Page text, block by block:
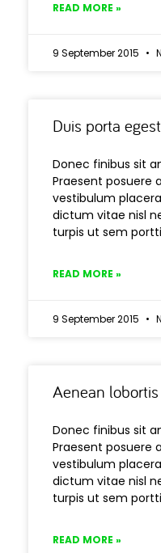
READ MORE »
9 September 2015
Duis porta
Donec finibus sit
Praesent posuere
vestibulum
dictum vitae nisl
turpis ut sem
READ MORE »
9 September 2015
Aenean
Donec finibus sit
Praesent posuere
vestibulum
dictum vitae nisl
turpis ut sem
READ MORE »